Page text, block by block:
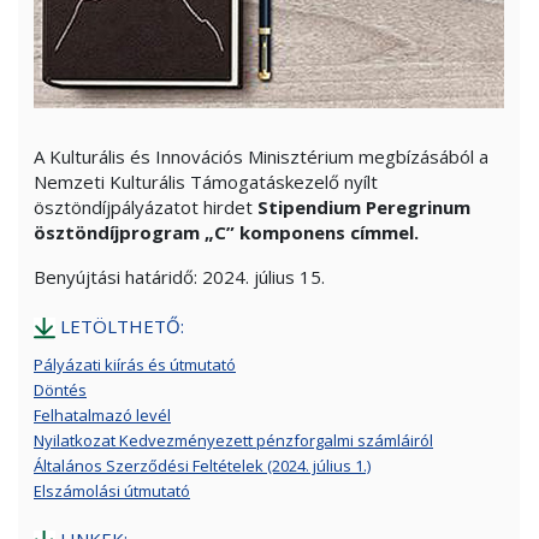
A Kulturális és Innovációs Minisztérium megbízásából a
Nemzeti Kulturális Támogatáskezelő nyílt
ösztöndíjpályázatot hirdet Stipendium Peregrinum
ösztöndíjprogram „C” komponens címmel.
Benyújtási határidő: 2024. július 15.
LETÖLTHETŐ:
Pályázati kiírás és útmutató
Döntés
Felhatalmazó levél
Nyilatkozat Kedvezményezett pénzforgalmi számláiról
Általános Szerződési Feltételek (2024. július 1.)
Elszámolási útmutató